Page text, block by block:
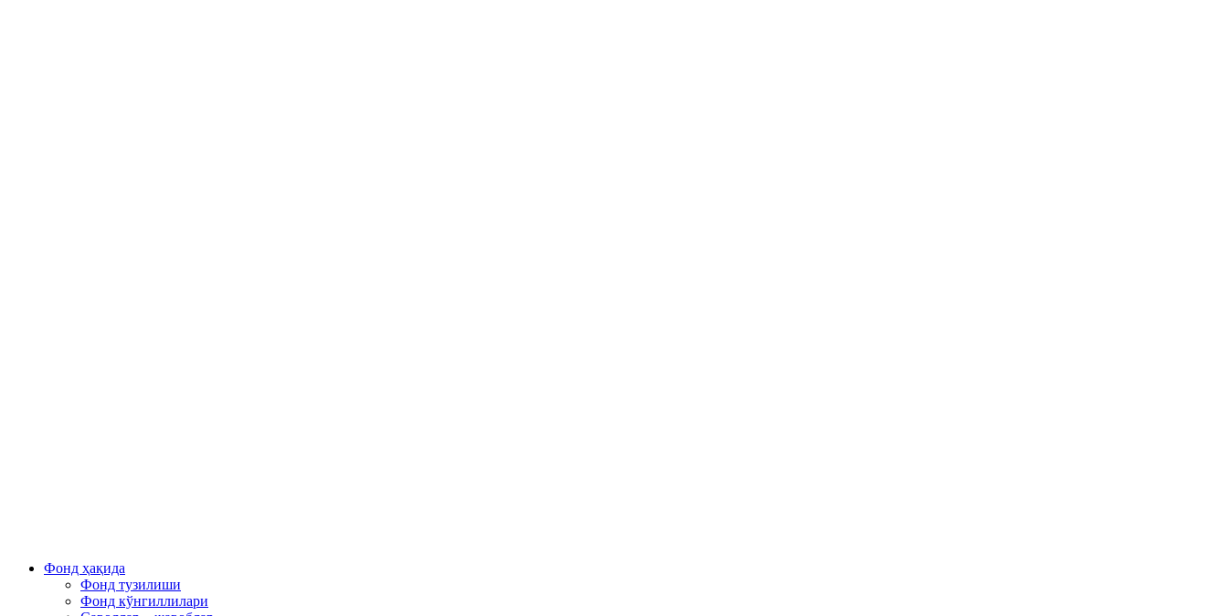
Фонд ҳақида
Фонд тузилиши
Фонд кўнгиллилари